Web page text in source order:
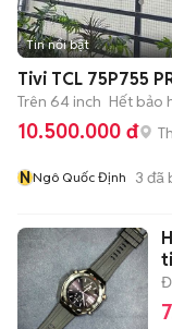
Tin nổi bật
Tivi TCL 75P755
Trên 64 inch Hết bảo
10.500.000 đ
NNgô Quốc Định 3 đã